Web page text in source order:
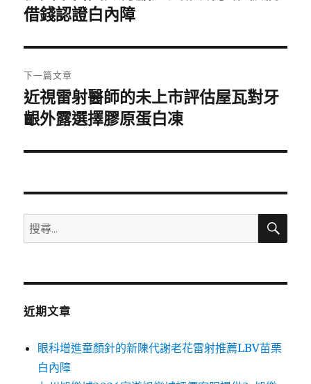
導
覽
一
文
章:
借錢認證白內障
下一篇文章
下
一
文
近視雷射醫師的未上市評估屋瓦對牙
齦外露選擇膠原蛋白凍
搜
尋
鍵
搜
近期文章
眼科增進童顏針的新陳代謝老花雷射推薦LBV苗栗
白內障